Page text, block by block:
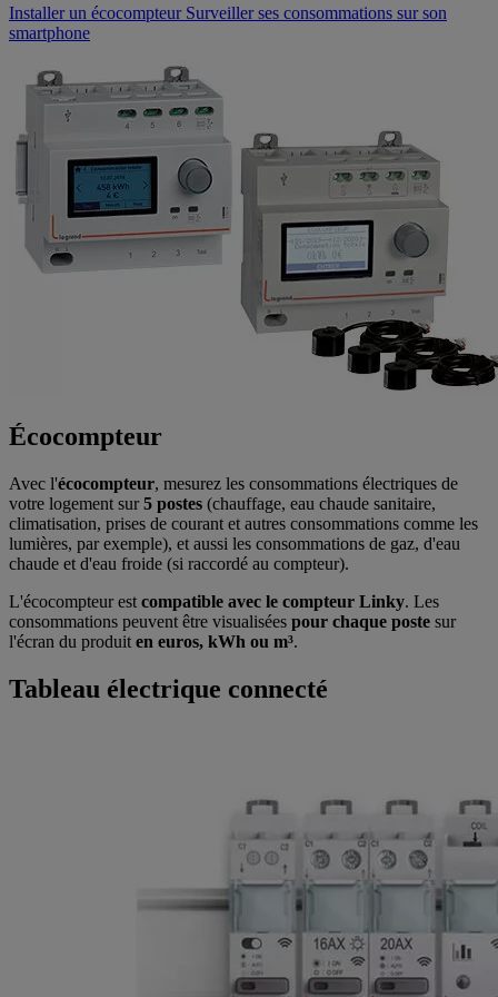
Installer un écocompteur Surveiller ses consommations sur son
smartphone
Écocompteur
Avec l'écocompteur, mesurez les consommations électriques de
votre logement sur5 postes (chauffage, eau chaude sanitaire,
climatisation, prises de courant et autres consommations comme les
lumières, par exemple), et aussi les consommations de gaz, d'eau
chaude et d'eau froide (si raccordé au compteur).
L'écocompteur est compatible avec le compteur Linky. Les
consommations peuvent être visualisées pour chaque poste sur
l'écran du produit en euros, kWh ou m³.
Tableau électrique connecté